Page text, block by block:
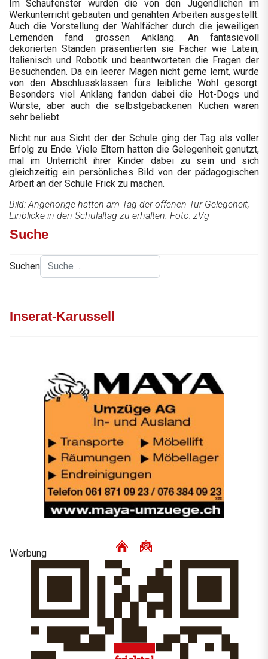
Im Schaufenster wurden die von den Jugendlichen im
Werkunterricht gebauten und genähten Arbeiten ausgestellt.
Auch die Vorstellung der Wahlfächer durch die jeweiligen
Lernenden fand grossen Anklang. An fantasievoll
dekorierten Ständen präsentierten sie Fächer wie Latein,
Italienisch und Robotik und beantworteten die Fragen der
Besuchenden. Da ein leerer Magen nicht gerne lernt, wurde
von den Abschlussklassen fürs leibliche Wohl gesorgt:
Besonders viel Anklang fanden dabei die Hot-Dogs und
Würste, aber auch die selbstgebackenen Kuchen waren
sehr beliebt.
Nicht nur aus Sicht der der Schule ging der Tag als voller
Erfolg zu Ende. Viele Eltern hatten die Gelegenheit genutzt,
mal im Unterricht ihrer Kinder dabei zu sein und sich
gleichzeitig ein persönliches Bild von der pädagogischen
Arbeit an der Schule Frick zu machen.
Bild: Angehörige hatten am Tag der offenen Tür Gelegeheit,
Einblicke in den Schulaltag zu erhalten. Foto: zVg
Suche
Suchen
Inserat-Karussell
Werbung